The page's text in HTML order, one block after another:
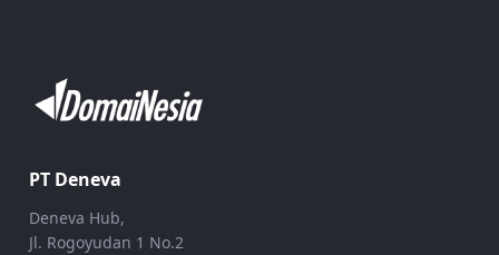
PT Deneva
Deneva Hub,
Jl. Rogoyudan 1 No.2